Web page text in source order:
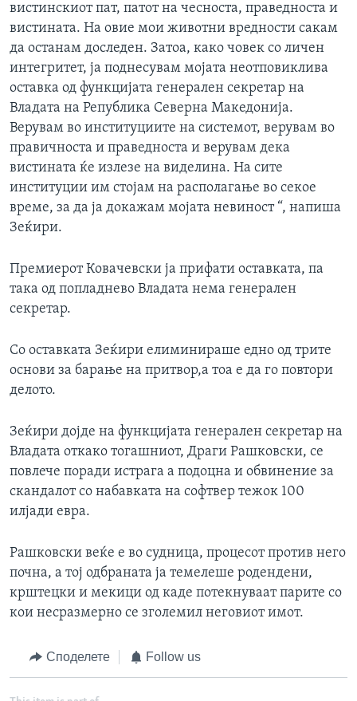
вистинскиот пат, патот на чесноста, праведноста и
вистината. На овие мои животни вредности сакам
да останам доследен. Затоа, како човек со личен
интегритет, ја поднесувам мојата неотповиклива
оставка од функцијата генерален секретар на
Владата на Република Северна Македонија.
Верувам во институциите на системот, верувам во
правичноста и праведноста и верувам дека
вистината ќе излезе на виделина. На сите
институции им стојам на располагање во секое
време, за да ја докажам мојата невиност “, напиша
Зеќири.
Премиерот Ковачевски ја прифати оставката, па
така од попладнево Владата нема генерален
секретар.
Со оставката Зеќири елиминираше едно од трите
основи за барање на притвор,а тоа е да го повтори
делото.
Зеќири дојде на функцијата генерален секретар на
Владата откако тогашниот, Драги Рашковски, се
повлече поради истрага а подоцна и обвинение за
скандалот со набавката на софтвер тежок 100
илјади евра.
Рашковски веќе е во судница, процесот против него
почна, а тој одбраната ја темелеше родендени,
крштецки и мекици од каде потекнуваат парите со
кои несразмерно се зголемил неговиот имот.
Споделете Follow us